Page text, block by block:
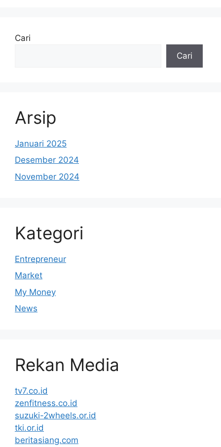
Cari
Cari
Arsip
Januari 2025
Desember 2024
November 2024
Kategori
Entrepreneur
Market
My Money
News
Rekan Media
tv7.co.id
zenfitness.co.id
suzuki-2wheels.or.id
tki.or.id
beritasiang.com